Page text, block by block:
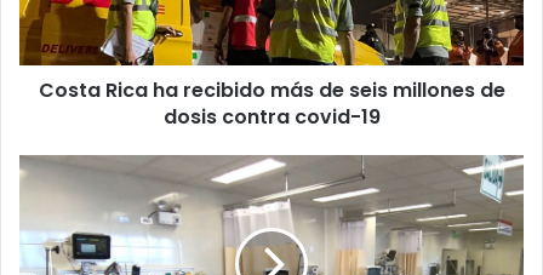
seis
millones
de
dosis
19
Costa Rica ha recibido más de seis millones de
dosis contra covid-19
CCSS
traslado
de